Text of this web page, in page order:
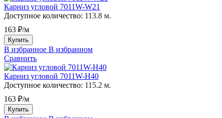
Карниз угловой 7011W-W21
Доступное количество: 113.8 м.
163 ₽/м
Купить
В избранное В избранном
Сравнить
Карниз угловой 7011W-H40
Доступное количество: 115.2 м.
163 ₽/м
Купить